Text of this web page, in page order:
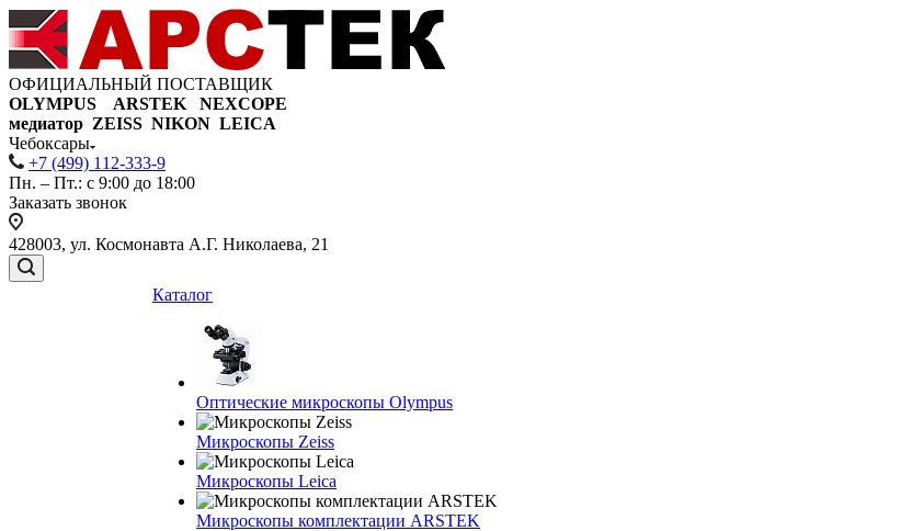
ОФИЦИАЛЬНЫЙ ПОСТАВЩИК
OLYMPUS ARSTEK NEXCOPE
медиатор ZEISS NIKON LEICA
Чебоксары
+7 (499) 112-333-9
Пн. – Пт.: с 9:00 до 18:00
Заказать звонок
428003, ул. Космонавта А.Г. Николаева, 21
Каталог
Оптические микроскопы Olympus
Микроскопы Zeiss
Микроскопы Leica
Микроскопы комплектации ARSTEK